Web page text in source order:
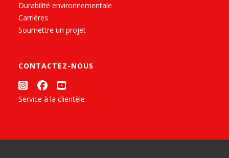
Durabilité environnementale
Carrières
Soumettre un projet
CONTACTEZ-NOUS
Service à la clientèle